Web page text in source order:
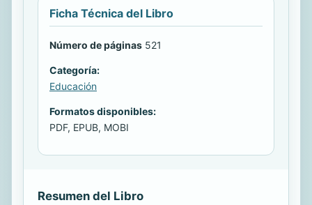
Ficha Técnica del Libro
Número de páginas 521
Categoría:
Educación
Formatos disponibles:
PDF, EPUB, MOBI
Resumen del Libro